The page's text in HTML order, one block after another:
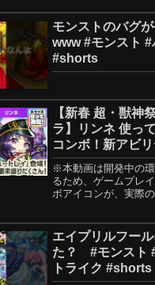
モンストのバグ
www #モンスト #
#shorts
【新春 超・獣神
ラ】リンネ 使っ
コンボ！新アビ
な新SS！新要素
ショットスキルと
にも注目！【新キ
※本動画は開発中の
るため、ゲームプレ
ボアイコンが、実際
実際のものと異なる
す。あらかじめご了
エイプリルフー
た？ #モンスト
トライク #shorts